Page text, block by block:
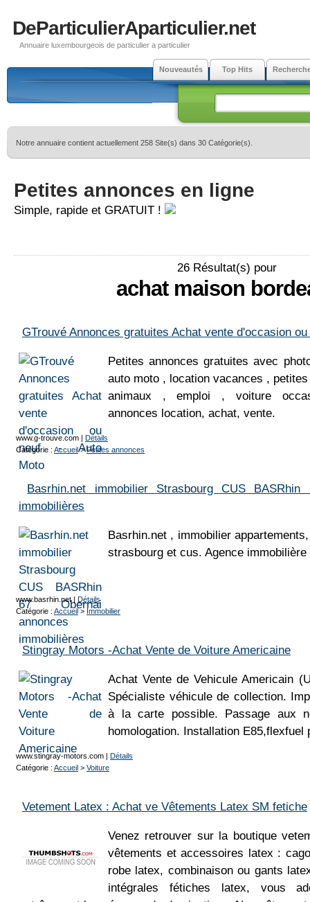
DeParticulierAparticulier.net
Annuaire luxembourgeois de particulier a particulier
Nouveautés Top Hits
Notre annuaire contient actuellement 258 Site(s) dans 30 Catégorie(s).
Petites annonces en ligne
Simple, rapide et GRATUIT !
26 Résultat(s) pour
achat maison
GTrouvé Annonces gratuites Achat vente d'occasion
Petites annonces gratuites avec
auto moto , location vacances ,
animaux , emploi , voiture
annonces location, achat, vente.
www.g-trouve.com | Détails
Catégorie : Accueil>Petites annonces
Basrhin.net immobilier Strasbourg CUS BASRhin
immobilières
Basrhin.net , immobilier
strasbourg et cus. Agence immobilière
www.basrhin.net| Détails
Catégorie : Accueil> Immobilier
Stingray Motors -Achat Vente de Voiture Americaine
Achat Vente de Vehicule Americain
Spécialiste véhicule de collection.
à la carte possible. Passage aux
homologation. Installation E85,flexfuel
www.stingray-motors.com | Détails
Catégorie : Accueil > Voiture
Vetement Latex : Achat ve Vêtements Latex SM fetiche
Venez retrouver sur la boutique
vêtements et accessoires latex :
robe latex, combinaison ou gants
intégrales fétiches latex, vous